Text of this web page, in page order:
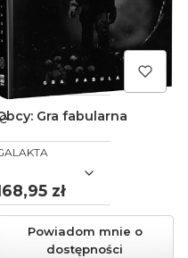
Gra fabularna
zł
Powiadom mnie o
dostępności